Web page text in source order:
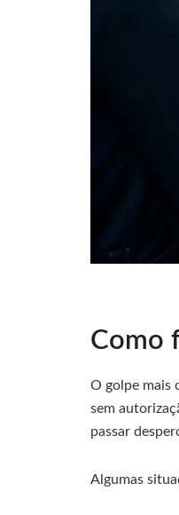
Como
O golpe mais
sem
passar
Algumas